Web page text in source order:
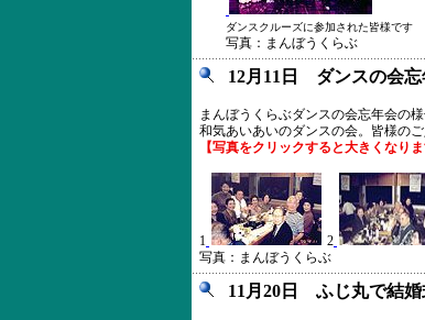
ダンスクルーズに参加された皆様です
写真：まんぼうくらぶ
12月11日 ダンスの会忘
まんぼうくらぶダンスの会忘年会の様
和気あいあいのダンスの会。皆様の
【写真をクリックすると大きくなりま
1 2
写真：まんぼうくらぶ
11月20日 ふじ丸で結婚